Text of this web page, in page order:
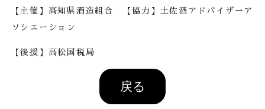
【主催】高知県酒造組合 【協力】土佐酒アドバイザーア
ソシエーション
【後援】高松国税局